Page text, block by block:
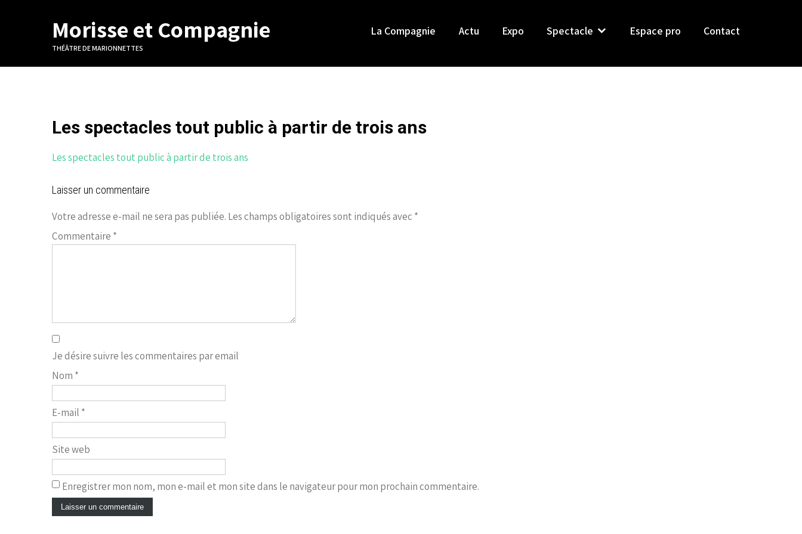
Morisse et Compagnie
THÉÂTRE DE MARIONNETTES
La Compagnie Actu Expo Spectacle Espace pro Contact
Les spectacles tout public à partir de trois ans
Les spectacles tout public à partir de trois ans
Laisser un commentaire
Votre adresse e-mail ne sera pas publiée. Les champs obligatoires sont indiqués avec *
Commentaire *
Je désire suivre les commentaires par email
Nom *
E-mail *
Site web
Enregistrer mon nom, mon e-mail et mon site dans le navigateur pour mon prochain commentaire.